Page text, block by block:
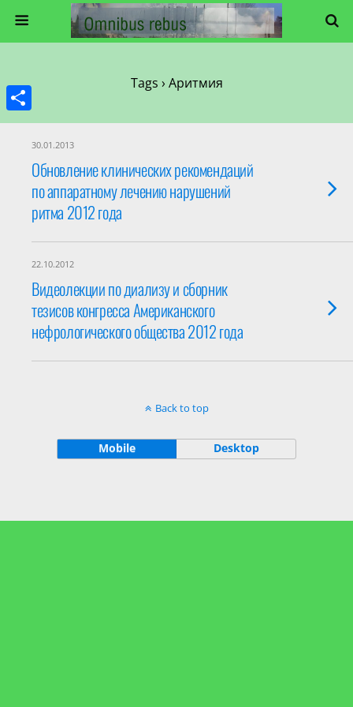
Tags › Аритмия
30.01.2013
Обновление клинических рекомендаций
по аппаратному лечению нарушений
ритма 2012 года
22.10.2012
Видеолекции по диализу и сборник
тезисов конгресса Американского
нефрологического общества 2012 года
Back to top
Mobile Desktop
Share